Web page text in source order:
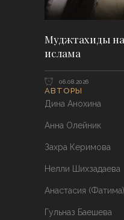
Муджтахиды
ислама
06.08.2026
АВТОРЫ
Дина Анохина
Анна Олейник
Захра Керимова
Нелли Шихзадаева
Анастасия
Гульназ Баешева